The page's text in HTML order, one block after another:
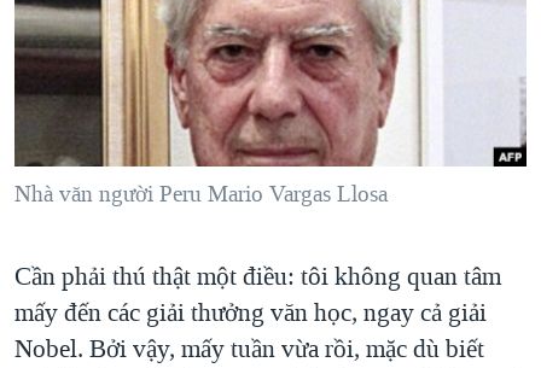
"Tìm"NGƯỜI VIỆT HẢI NGOẠI
KINH TẾ
KHOA HỌC
SỨC KHOẺ
THỂ THAO
GIÁO DỤC
TẠI
HÀNH TRÌNH BẦU CỬ 2024
MỘT NĂM CHIẾN TRANH TẠI DẢI GAZA
GIẢI MÃ VÀNH ĐAI & CON ĐƯỜNG
GROUND ZERO – XƯA VÀ NAY
CHI PHÍ CHIẾN TRANH AFGHANISTAN
CÁC GIÁ TRỊ CỘNG HÒA Ở VIỆT NAM
VIDEO
NGHE
Nhà văn người Peru Mario Vargas Llosa
Cần phải thú thật một điều: tôi không quan tâm
mấy đến các giải thưởng văn học, ngay cả giải
Nobel. Bởi vậy, mấy tuần vừa rồi, mặc dù biết